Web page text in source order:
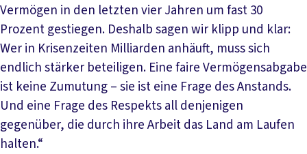
Vermögen in den letzten vier Jahren um fast 30
Prozent gestiegen. Deshalb sagen wir klipp und klar:
Wer in Krisenzeiten Milliarden anhäuft, muss sich
endlich stärker beteiligen. Eine faire Vermögensabgabe
ist keine Zumutung – sie ist eine Frage des Anstands.
Und eine Frage des Respekts all denjenigen
gegenüber, die durch ihre Arbeit das Land am Laufen
halten.“